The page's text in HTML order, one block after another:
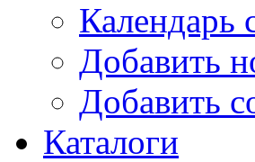
Календарь
Добавить
Добавить
Каталоги